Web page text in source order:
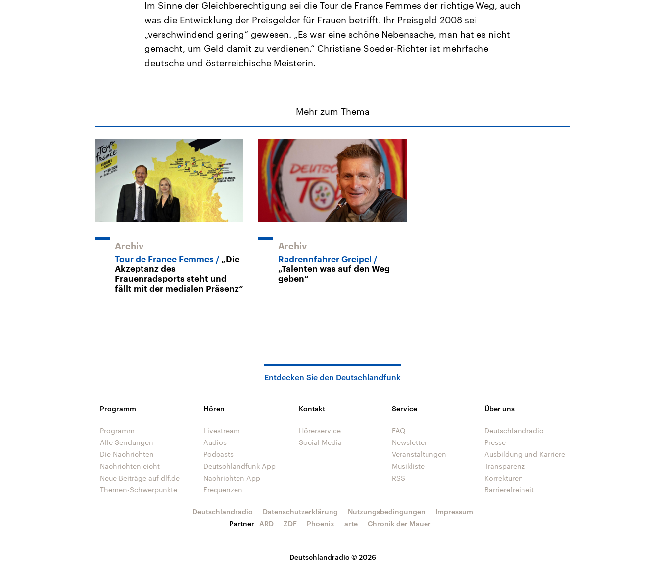
Im Sinne der Gleichberechtigung sei die Tour de France Femmes der richtige Weg, auch
was die Entwicklung der Preisgelder für Frauen betrifft. Ihr Preisgeld 2008 sei
„verschwindend gering“ gewesen. „Es war eine schöne Nebensache, man hat es nicht
gemacht, um Geld damit zu verdienen.“ Christiane Soeder-Richter ist mehrfache
deutsche und österreichische Meisterin.
Mehr zum Thema
Archiv
Tour de France Femmes
„Die
Akzeptanz des
Frauenradsports steht und
fällt mit der medialen Präsenz“
Archiv
Radrennfahrer Greipel
„Talenten was auf den Weg
geben“
Entdecken Sie den Deutschlandfunk
Programm
Programm
Alle Sendungen
Die Nachrichten
Nachrichtenleicht
Neue Beiträge auf dlf.de
Themen-Schwerpunkte
Hören
Livestream
Audios
Podcasts
Deutschlandfunk App
Nachrichten App
Frequenzen
Kontakt
Hörerservice
Social Media
Service
FAQ
Newsletter
Veranstaltungen
Musikliste
RSS
Über uns
Deutschlandradio
Presse
Ausbildung und Karriere
Transparenz
Korrekturen
Barrierefreiheit
Deutschlandradio © 2026
Deutschlandradio Datenschutzerklärung Nutzungsbedingungen
Impressum
Partner
ARD ZDF Phoenix arte Chronik der Mauer